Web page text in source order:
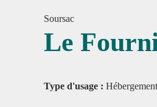
Soursac
Le
Type d'usage :